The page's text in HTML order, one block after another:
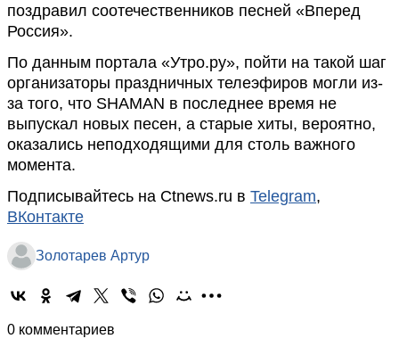
поздравил соотечественников песней «Вперед
Россия».
По данным портала «Утро.ру», пойти на такой шаг
организаторы праздничных телеэфиров могли из-
за того, что SHAMAN в последнее время не
выпускал новых песен, а старые хиты, вероятно,
оказались неподходящими для столь важного
момента.
Подписывайтесь на Ctnews.ru в Telegram,
ВКонтакте
Золотарев Артур
0 комментариев